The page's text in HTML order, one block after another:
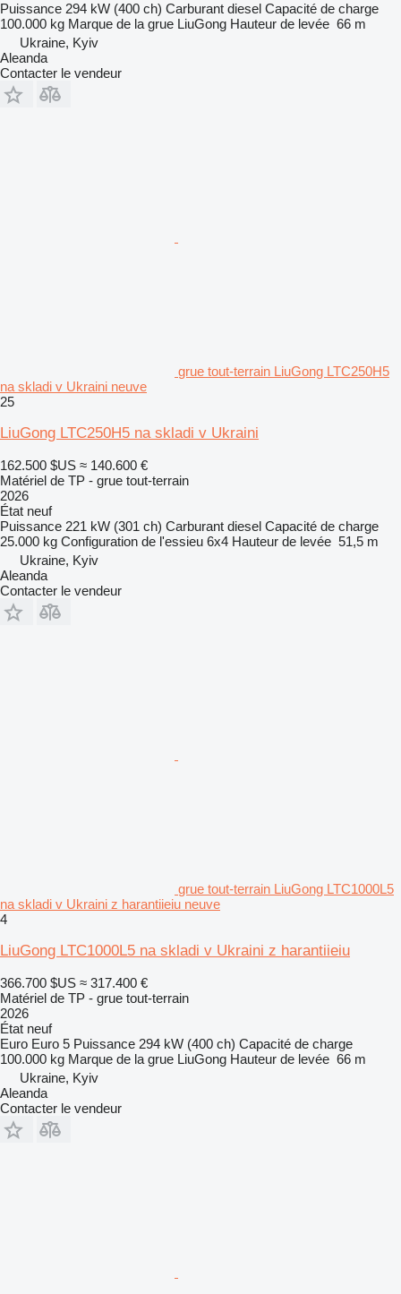
Puissance 294 kW (400 ch) Carburant diesel Capacité de charge
100.000 kg Marque de la grue LiuGong Hauteur de levée 66 m
Ukraine, Kyiv
Aleanda
Contacter le vendeur
grue tout-terrain LiuGong LTC250H5
na skladi v Ukraini neuve
25
LiuGong LTC250H5 na skladi v Ukraini
162.500 $US ≈ 140.600 €
Matériel de TP - grue tout-terrain
2026
État neuf
Puissance 221 kW (301 ch) Carburant diesel Capacité de charge
25.000 kg Configuration de l'essieu 6x4 Hauteur de levée 51,5 m
Ukraine, Kyiv
Aleanda
Contacter le vendeur
grue tout-terrain LiuGong LTC1000L5
na skladi v Ukraini z harantiieiu neuve
4
LiuGong LTC1000L5 na skladi v Ukraini z harantiieiu
366.700 $US ≈ 317.400 €
Matériel de TP - grue tout-terrain
2026
État neuf
Euro Euro 5 Puissance 294 kW (400 ch) Capacité de charge
100.000 kg Marque de la grue LiuGong Hauteur de levée 66 m
Ukraine, Kyiv
Aleanda
Contacter le vendeur